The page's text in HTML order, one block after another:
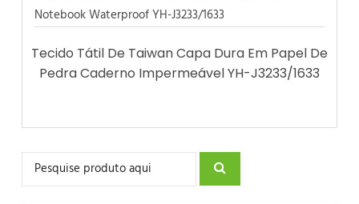
Tecido Tátil De Taiwan Capa Dura Em Papel De
Pedra Caderno Impermeável YH-J3233/1633